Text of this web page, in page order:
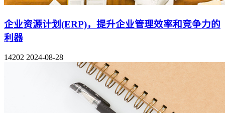
企业资源计划(ERP)，提升企业管理效率和竞争力的
利器
14202 2024-08-28